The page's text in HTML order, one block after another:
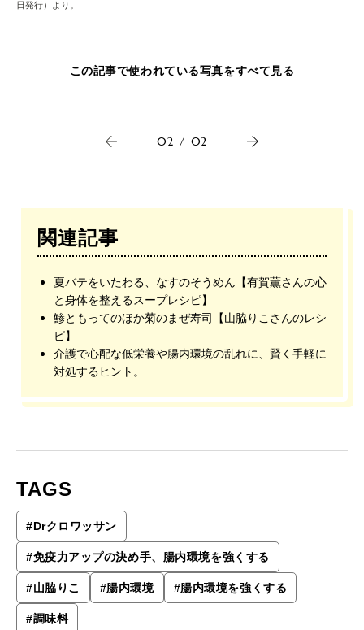
日発行）より。
この記事で使われている写真をすべて見る
02 / 02
関連記事
夏バテをいたわる、なすのそうめん【有賀薫さんの心
と身体を整えるスープレシピ】
鯵ともってのほか菊のまぜ寿司【山脇りこさんのレシ
ピ】
介護で心配な低栄養や腸内環境の乱れに、賢く手軽に
対処するヒント。
TAGS
#Drクロワッサン
#免疫力アップの決め手、腸内環境を強くする
#山脇りこ #腸内環境 #腸内環境を強くする
#調味料